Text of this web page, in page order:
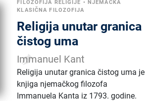
FILOZOFIJA RELIGIJE • NJEMAČKA
KLASIČNA FILOZOFIJA
Religija unutar granica
čistog uma
Immanuel Kant
Religija unutar granica čistog uma je
knjiga njemačkog filozofa
Immanuela Kanta iz 1793. godine.